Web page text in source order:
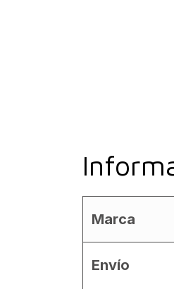
Marca
Envío